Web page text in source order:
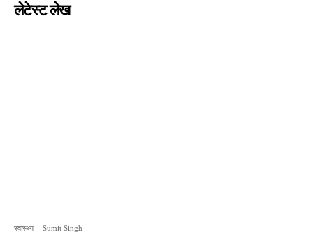
लेटेस्ट लेख
स्वास्थ्य Sumit Singh